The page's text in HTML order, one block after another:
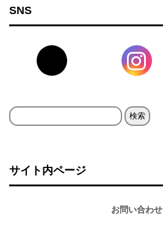
SNS
検
サイト内ページ
お問い合わせ